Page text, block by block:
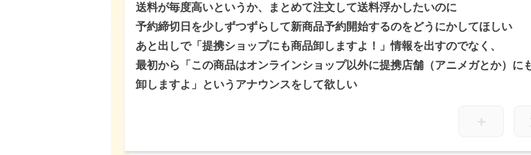
送料が毎度高いというか、まとめて注文して送料浮かしたいのに
予約締切日を少しずつずらして新商品予約開始するのをどうにかしてほしい
あと出しで「提携ショップにも商品卸しますよ！」情報を出すのでなく、
最初から「この商品はオンラインショップ以外に提携店舗（アニメガとか）に
卸しますよ」というアナウンスをして欲しい
＋